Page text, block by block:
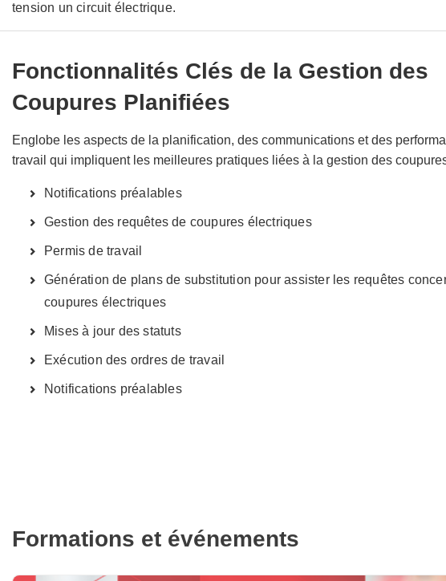
tension un circuit électrique.
Fonctionnalités Clés de la Gestion des
Coupures Planifiées
Englobe les aspects de la planification, des communications et des
travail qui impliquent les meilleures pratiques liées à la gestion des
Notifications préalables
Gestion des requêtes de coupures électriques
Permis de travail
Génération de plans de substitution pour assister les requêtes
coupures électriques
Mises à jour des statuts
Exécution des ordres de travail
Notifications préalables
Formations et événements